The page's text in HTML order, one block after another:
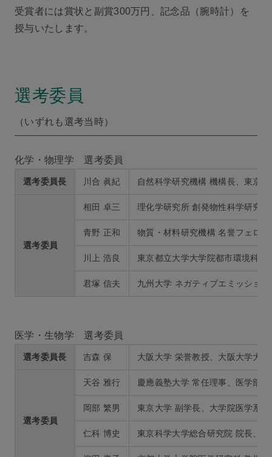
受賞者には賞状と副賞300万円、記念品（腕時計）を
授与いたします。
選考委員
（いずれも選考当時）
化学・物理学 選考委員
選考委員長 川合 眞紀 自然科学研究機構 機構長、東京
選考委員
相田 卓三 理化学研究所 創発物性科学研究
青野 正和 物質・材料研究機構 名誉フェロー
川上 浩良 東京都立大学大学院都市環境科学
君塚 信夫 九州大学 ネガティブエミッショ
医学・生物学 選考委員
選考委員長 吉森 保 大阪大学 栄誉教授、大阪大学大
選考委員
天谷 雅行 慶應義塾大学 常任理事、医学部
岡部 繁男 東京大学 副学長、大学院医学系
仁科 博史 東京科学大学総合研究院 院長、